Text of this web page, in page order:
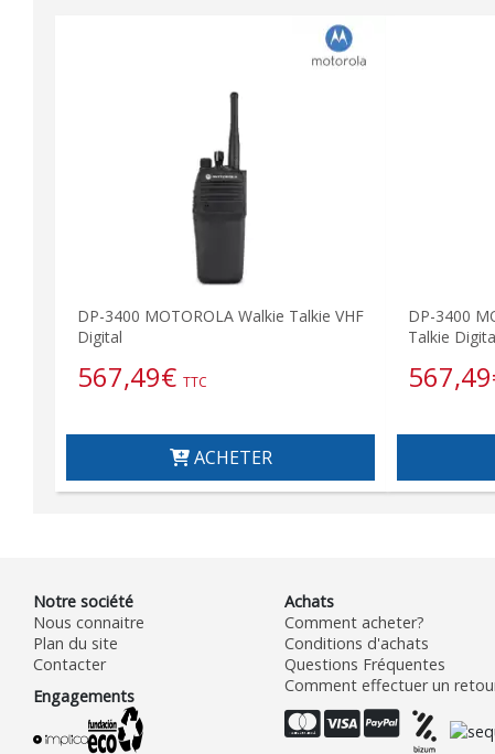
DP-3400 MOTOROLA Walkie Talkie VHF
Digital
567,49€ TTC
ACHETER
DP-3400
Talkie
567,49
Notre société
Nous connaitre
Plan du site
Contacter
Engagements
Achats
Comment acheter?
Conditions d'achats
Questions Fréquentes
Comment effectuer un retour